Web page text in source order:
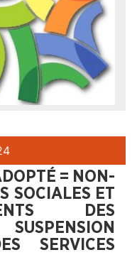
= NON-
SOCIALES ET
DES
SERVICES